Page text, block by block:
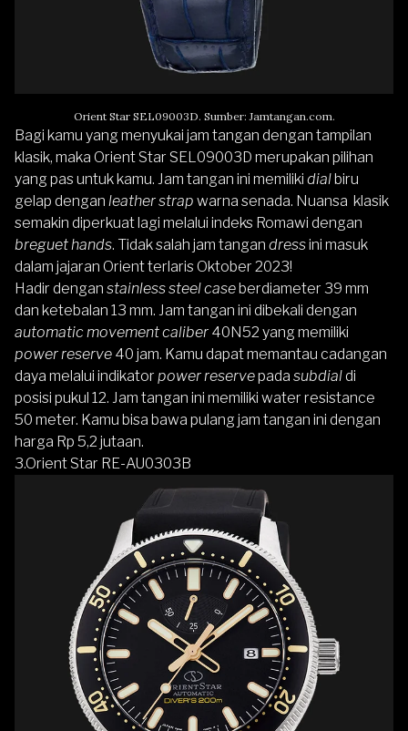
Orient Star SEL09003D. Sumber: Jamtangan.com.
Bagi kamu yang menyukai jam tangan dengan tampilan
klasik, maka Orient Star SEL09003D merupakan pilihan
yang pas untuk kamu. Jam tangan ini memiliki dialbiru
gelap dengan leather strap warna senada. Nuansa klasik
semakin diperkuat lagi melalui indeks Romawi dengan
breguet hands. Tidak salah jam tangan dressini masuk
dalam jajaran Orient terlaris Oktober 2023!
Hadir dengan stainless steel caseberdiameter 39 mm
dan ketebalan 13 mm. Jam tangan ini dibekali dengan
automatic movement caliber 40N52 yang memiliki
power reserve 40 jam. Kamu dapat memantau cadangan
daya melalui indikator power reservepada subdialdi
posisi pukul 12. Jam tangan ini memiliki water resistance
50 meter. Kamu bisa bawa pulang jam tangan ini dengan
harga Rp 5,2 jutaan.
3.Orient Star RE-AU0303B